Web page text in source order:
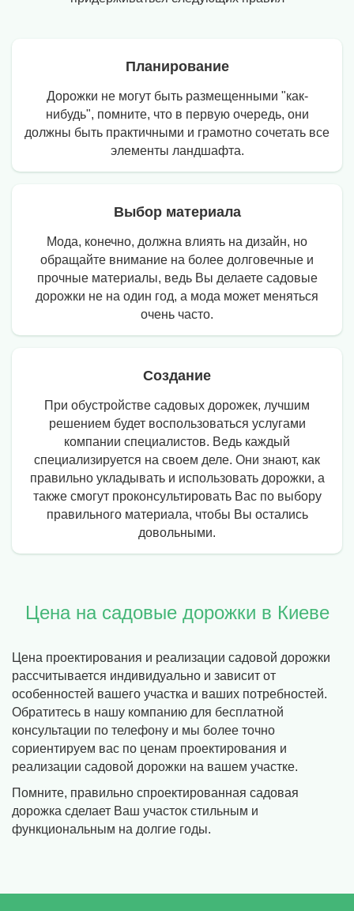
Планирование
Дорожки не могут быть размещенными "как-
нибудь", помните, что в первую очередь, они
должны быть практичными и грамотно сочетать все
элементы ландшафта.
Выбор материала
Мода, конечно, должна влиять на дизайн, но
обращайте внимание на более долговечные и
прочные материалы, ведь Вы делаете садовые
дорожки не на один год, а мода может меняться
очень часто.
Создание
При обустройстве садовых дорожек, лучшим
решением будет воспользоваться услугами
компании специалистов. Ведь каждый
специализируется на своем деле. Они знают, как
правильно укладывать и использовать дорожки, а
также смогут проконсультировать Вас по выбору
правильного материала, чтобы Вы остались
довольными.
Цена на садовые дорожки в Киеве
Цена проектирования и реализации садовой дорожки
рассчитывается индивидуально и зависит от
особенностей вашего участка и ваших потребностей.
Обратитесь в нашу компанию для бесплатной
консультации по телефону и мы более точно
сориентируем вас по ценам проектирования и
реализации садовой дорожки на вашем участке.
Помните, правильно спроектированная садовая
дорожка сделает Ваш участок стильным и
функциональным на долгие годы.